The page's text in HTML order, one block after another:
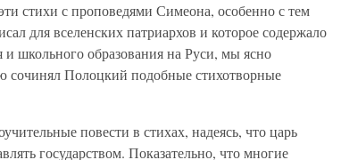
стихи с проповедями Симеона, особенно с тем
для вселенских патриархов и которое содержало
школьного образования на Руси, мы ясно
сочинял Полоцкий подобные стихотворные
повести в стихах, надеясь, что царь
государством. Показательно, что многие